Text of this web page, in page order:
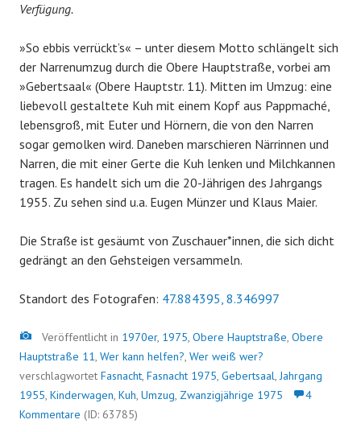
Verfügung.
»So ebbis verrückt’s« – unter diesem Motto schlängelt sich
der Narrenumzug durch die Obere Hauptstraße, vorbei am
»Gebertsaal« (Obere Hauptstr. 11). Mitten im Umzug: eine
liebevoll gestaltete Kuh mit einem Kopf aus Pappmaché,
lebensgroß, mit Euter und Hörnern, die von den Narren
sogar gemolken wird. Daneben marschieren Närrinnen und
Narren, die mit einer Gerte die Kuh lenken und Milchkannen
tragen. Es handelt sich um die 20-Jährigen des Jahrgangs
1955. Zu sehen sind u.a. Eugen Münzer und Klaus Maier.
Die Straße ist gesäumt von Zuschauer*innen, die sich dicht
gedrängt an den Gehsteigen versammeln.
Standort des Fotografen: 47.884395, 8.346997
Bild
Veröffentlicht in 1970er, 1975, Obere Hauptstraße, Obere
Hauptstraße 11, Wer kann helfen?, Wer weiß wer?
verschlagwortet Fasnacht, Fasnacht 1975, Gebertsaal,Jahrgang
1955, Kinderwagen, Kuh, Umzug, Zwanzigjährige 1975
4
Kommentare (ID: 63785)